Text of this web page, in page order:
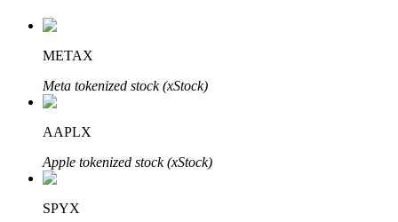
Obtenez des bénéfices à long terme et des intérêts flexibles
METAX
Meta tokenized stock (xStock)
AAPLX
Apple tokenized stock (xStock)
SPYX